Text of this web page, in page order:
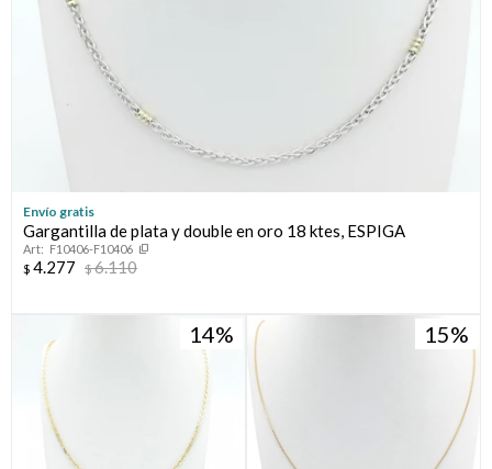
Envío gratis
Gargantilla de plata y double en oro 18 ktes, ESPIGA
F10406-F10406
$ 4.277 $6.110
14 15